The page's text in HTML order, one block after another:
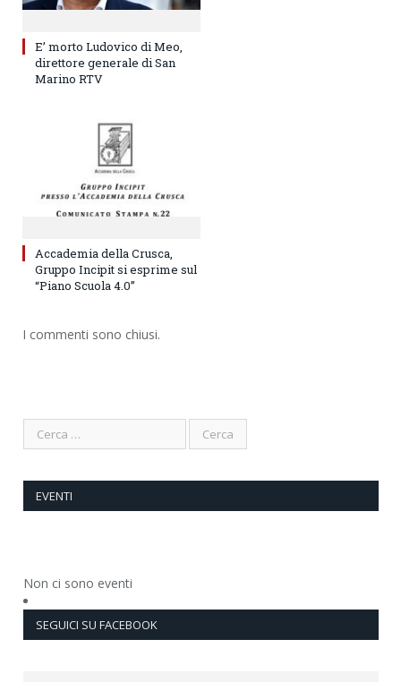
E’ morto Ludovico di Meo,
direttore generale di San
Marino RTV
Accademia della Crusca,
Gruppo Incipit si esprime sul
“Piano Scuola 4.0”
I commenti sono chiusi.
EVENTI
Non ci sono eventi
SEGUICI SU FACEBOOK